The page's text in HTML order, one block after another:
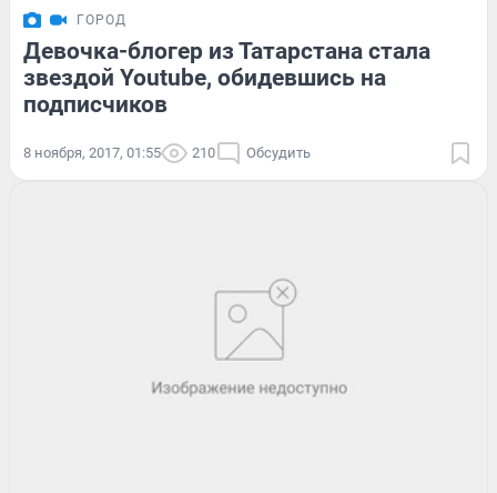
ГОРОД
Девочка-блогер из Татарстана стала
звездой Youtube, обидевшись на
подписчиков
8 ноября, 2017, 01:55 210 Обсудить